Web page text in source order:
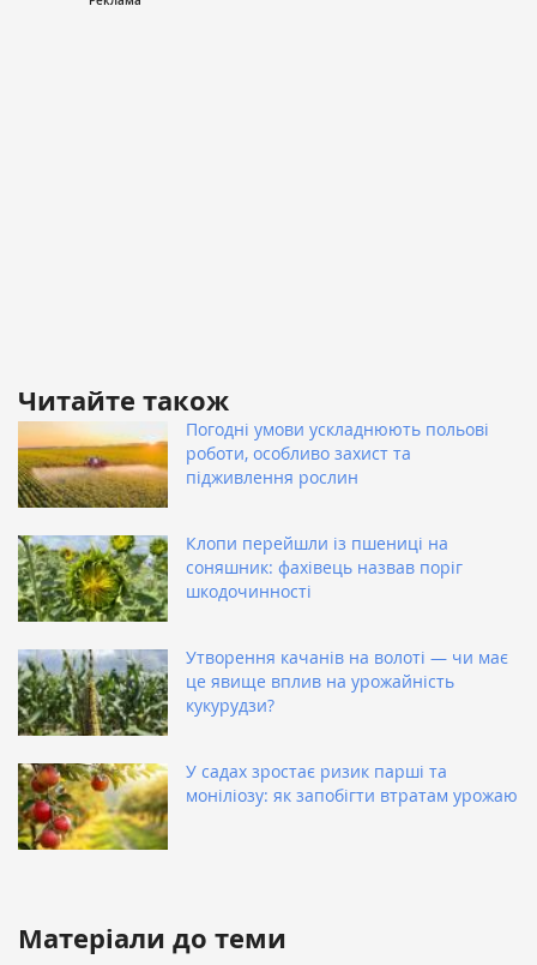
Читайте також
Погодні умови ускладнюють польові
роботи, особливо захист та
підживлення рослин
Клопи перейшли із пшениці на
соняшник: фахівець назвав поріг
шкодочинності
Утворення качанів на волоті — чи має
це явище вплив на урожайність
кукурудзи?
У садах зростає ризик парші та
моніліозу: як запобігти втратам урожаю
Матеріали до теми